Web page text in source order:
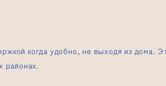
когда удобно, не выходя из дома.
районах.